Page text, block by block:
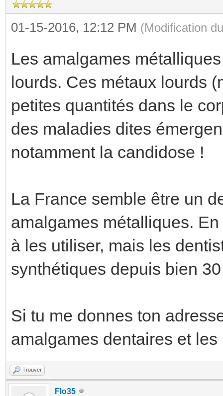
01-15-2016, 12:12 PM (Modification
Les amalgames
lourds. Ces métaux lourds
petites quantités dans le
des maladies dites
notamment la candidose !
La France semble être un
amalgames métalliques.
à les utiliser, mais les
synthétiques depuis bien
Si tu me donnes ton
amalgames dentaires et
Trouver
Flo35